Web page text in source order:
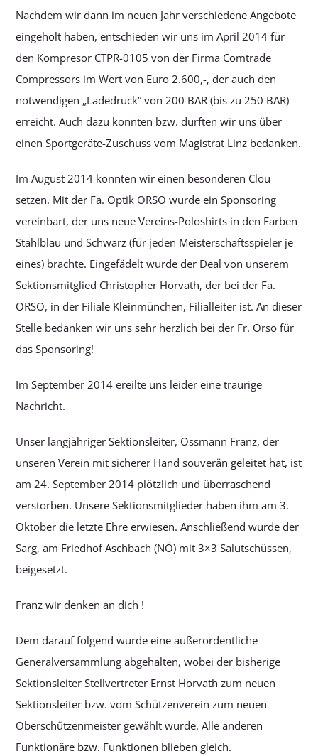
Nachdem wir dann im neuen Jahr verschiedene Angebote
eingeholt haben, entschieden wir uns im April 2014 für
den Kompresor CTPR-0105 von der Firma Comtrade
Compressors im Wert von Euro 2.600,-, der auch den
notwendigen „Ladedruck“ von 200 BAR (bis zu 250 BAR)
erreicht. Auch dazu konnten bzw. durften wir uns über
einen Sportgeräte-Zuschuss vom Magistrat Linz bedanken.
Im August 2014 konnten wir einen besonderen Clou
setzen. Mit der Fa. Optik ORSO wurde ein Sponsoring
vereinbart, der uns neue Vereins-Poloshirts in den Farben
Stahlblau und Schwarz (für jeden Meisterschaftsspieler je
eines) brachte. Eingefädelt wurde der Deal von unserem
Sektionsmitglied Christopher Horvath, der bei der Fa.
ORSO, in der Filiale Kleinmünchen, Filialleiter ist. An dieser
Stelle bedanken wir uns sehr herzlich bei der Fr. Orso für
das Sponsoring!
Im September 2014 ereilte uns leider eine traurige
Nachricht.
Unser langjähriger Sektionsleiter, Ossmann Franz, der
unseren Verein mit sicherer Hand souverän geleitet hat, ist
am 24. September 2014 plötzlich und überraschend
verstorben. Unsere Sektionsmitglieder haben ihm am 3.
Oktober die letzte Ehre erwiesen. Anschließend wurde der
Sarg, am Friedhof Aschbach (NÖ) mit 3×3 Salutschüssen,
beigesetzt.
Franz wir denken an dich !
Dem darauf folgend wurde eine außerordentliche
Generalversammlung abgehalten, wobei der bisherige
Sektionsleiter Stellvertreter Ernst Horvath zum neuen
Sektionsleiter bzw. vom Schützenverein zum neuen
Oberschützenmeister gewählt wurde. Alle anderen
Funktionäre bzw. Funktionen blieben gleich.